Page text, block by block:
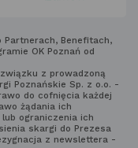
Benefitach,
OK Poznań od
z prowadzoną
Poznańskie Sp. z o.o. -
do cofnięcia każdej
żądania ich
ograniczenia ich
skargi do Prezesa
z newslettera -